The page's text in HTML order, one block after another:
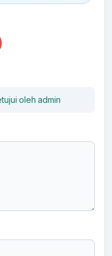
oleh admin